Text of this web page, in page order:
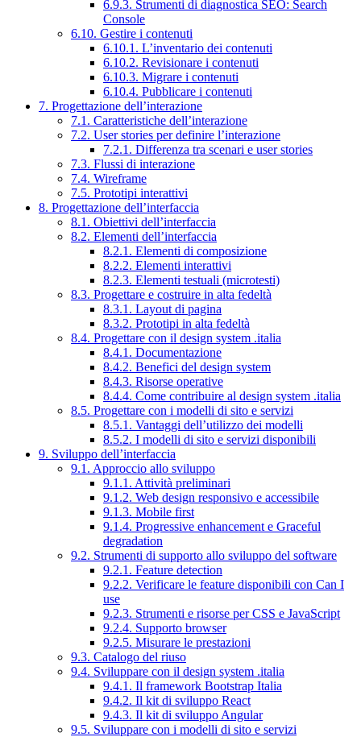
6.9.3. Strumenti di diagnostica SEO: Search
Console
6.10. Gestire i contenuti
6.10.1. L’inventario dei contenuti
6.10.2. Revisionare i contenuti
6.10.3. Migrare i contenuti
6.10.4. Pubblicare i contenuti
7. Progettazione dell’interazione
7.1. Caratteristiche dell’interazione
7.2. User stories per definire l’interazione
7.2.1. Differenza tra scenari e user stories
7.3. Flussi di interazione
7.4. Wireframe
7.5. Prototipi interattivi
8. Progettazione dell’interfaccia
8.1. Obiettivi dell’interfaccia
8.2. Elementi dell’interfaccia
8.2.1. Elementi di composizione
8.2.2. Elementi interattivi
8.2.3. Elementi testuali (microtesti)
8.3. Progettare e costruire in alta fedeltà
8.3.1. Layout di pagina
8.3.2. Prototipi in alta fedeltà
8.4. Progettare con il design system .italia
8.4.1. Documentazione
8.4.2. Benefici del design system
8.4.3. Risorse operative
8.4.4. Come contribuire al design system .italia
8.5. Progettare con i modelli di sito e servizi
8.5.1. Vantaggi dell’utilizzo dei modelli
8.5.2. I modelli di sito e servizi disponibili
9. Sviluppo dell’interfaccia
9.1. Approccio allo sviluppo
9.1.1. Attività preliminari
9.1.2. Web design responsivo e accessibile
9.1.3. Mobile first
9.1.4. Progressive enhancement e Graceful
degradation
9.2. Strumenti di supporto allo sviluppo del software
9.2.1. Feature detection
9.2.2. Verificare le feature disponibili con Can I
use
9.2.3. Strumenti e risorse per CSS e JavaScript
9.2.4. Supporto browser
9.2.5. Misurare le prestazioni
9.3. Catalogo del riuso
9.4. Sviluppare con il design system .italia
9.4.1. Il framework Bootstrap Italia
9.4.2. Il kit di sviluppo React
9.4.3. Il kit di sviluppo Angular
9.5. Sviluppare con i modelli di sito e servizi